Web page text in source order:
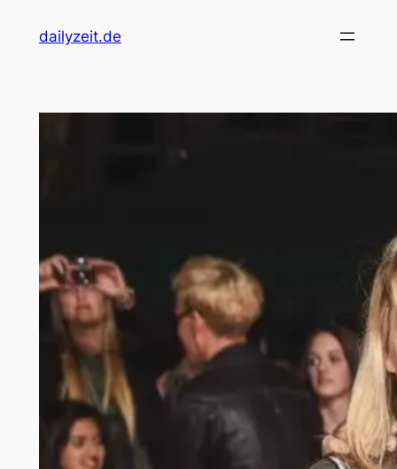
dailyzeit.de